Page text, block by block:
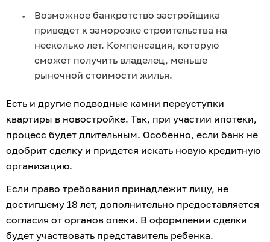
Возможное банкротство застройщика
приведет к заморозке строительства на
несколько лет. Компенсация, которую
сможет получить владелец, меньше
рыночной стоимости жилья.
Есть и другие подводные камни переуступки
квартиры в новостройке. Так, при участии ипотеки,
процесс будет длительным. Особенно, если банк не
одобрит сделку и придется искать новую кредитную
организацию.
Если право требования принадлежит лицу, не
достигшему 18 лет, дополнительно предоставляется
согласия от органов опеки. В оформлении сделки
будет участвовать представитель ребенка.